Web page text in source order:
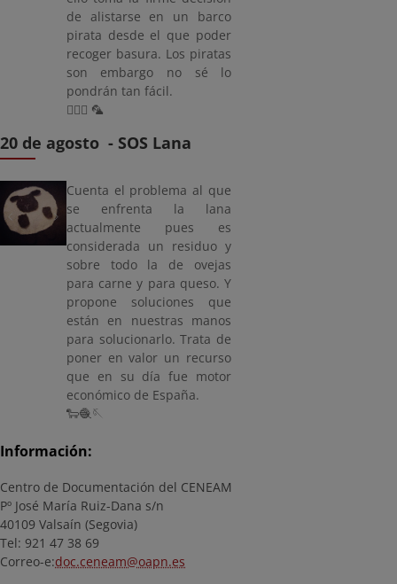
de alistarse en un barco
pirata desde el que poder
recoger basura. Los piratas
son embargo no sé lo
pondrán tan fácil.
🏴‍☠️⛵ 🦜
20 de agosto - SOS Lana
Cuenta el problema al que
se enfrenta la lana
actualmente pues es
considerada un residuo y
sobre todo la de ovejas
para carne y para queso. Y
propone soluciones que
están en nuestras manos
para solucionarlo. Trata de
poner en valor un recurso
que en su día fue motor
económico de España.
🐑🧶🪡
Información:
Centro de Documentación del CENEAM
Pº José María Ruiz-Dana s/n
40109 Valsaín (Segovia)
Tel: 921 47 38 69
Correo-e:doc.ceneam@oapn.es